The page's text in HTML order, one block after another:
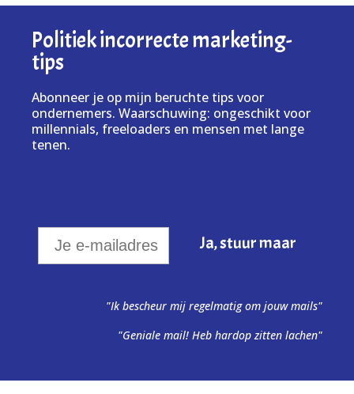
Politiek incorrecte marketing-
tips
Abonneer je op mijn beruchte tips voor
ondernemers. Waarschuwing: ongeschikt voor
millennials, freeloaders en mensen met lange
tenen.
"Ik bescheur mij regelmatig om jouw mails"
"Geniale mail! Heb hardop zitten lachen"